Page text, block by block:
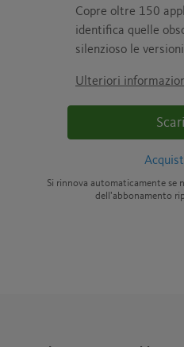
Copre oltre 150
identifica quelle
silenzioso le
Ulteriori
Si rinnova automaticamente se
dell’abbonamento